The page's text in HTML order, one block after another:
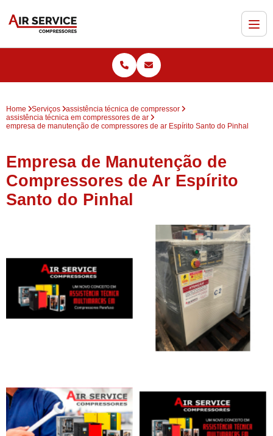
Home Serviços
assistência técnica de compressor
assistência técnica em compressores de ar
empresa de manutenção de compressores de ar Espírito Santo do Pinhal
Empresa de Manutenção de
Compressores de Ar Espírito
Santo do Pinhal